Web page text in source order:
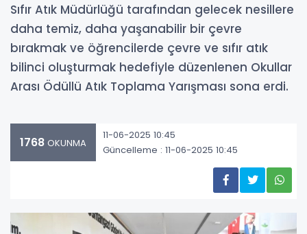
Sıfır Atık Müdürlüğü tarafından gelecek nesillere
daha temiz, daha yaşanabilir bir çevre
bırakmak ve öğrencilerde çevre ve sıfır atık
bilinci oluşturmak hedefiyle düzenlenen Okullar
Arası Ödüllü Atık Toplama Yarışması sona erdi.
1768 OKUNMA
11-06-2025 10:45
Güncelleme : 11-06-2025 10:45